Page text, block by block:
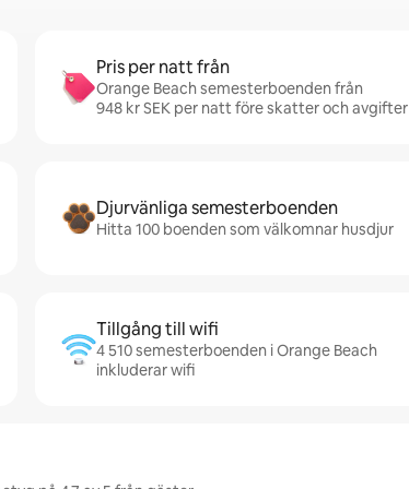
Pris per natt från
Orange Beach semesterboenden från
948 kr SEK per natt före skatter och avgifter
Djurvänliga semesterboenden
Hitta 100 boenden som välkomnar husdjur
Tillgång till wifi
4 510 semesterboenden i Orange Beach
inkluderar wifi